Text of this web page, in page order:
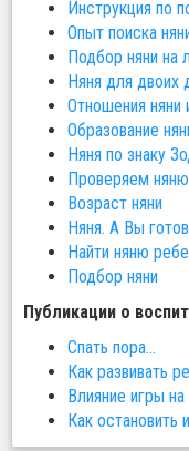
Инструкция по
Опыт поиска
Подбор няни на
Няня для двоих
Отношения няни
Образование
Няня по знаку
Проверяем няню
Возраст няни
Няня. А Вы
Найти няню
Подбор няни
Публикации о
Спать пора…
Как развивать
Влияние игры
Как остановить